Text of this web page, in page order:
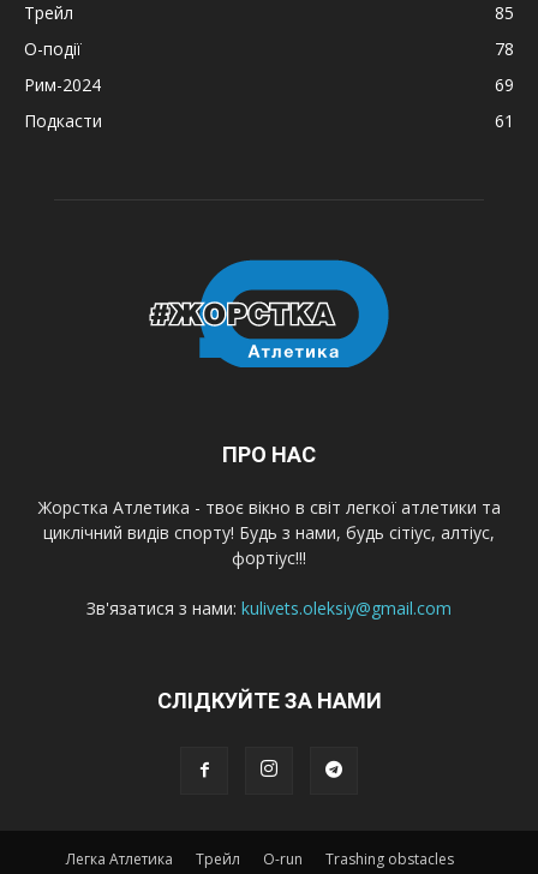
Трейл
85
О-події
78
Рим-2024
69
Подкасти
61
ПРО НАС
Жорстка Атлетика - твоє вікно в світ легкої атлетики та
циклічний видів спорту! Будь з нами, будь сітіус, алтіус,
фортіус!!!
Зв'язатися з нами: kulivets.oleksiy@gmail.com
СЛІДКУЙТЕ ЗА НАМИ
Легка Атлетика Трейл O-run Trashing obstacles